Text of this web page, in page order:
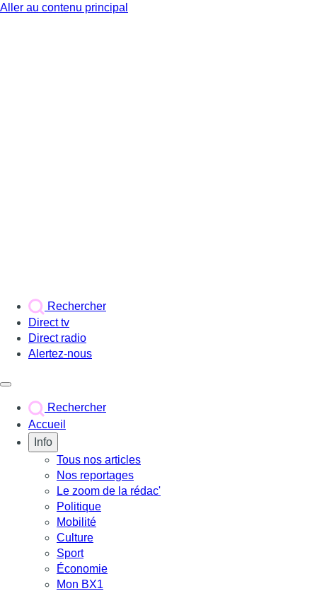
Aller au contenu principal
Rechercher
Direct tv
Direct radio
Alertez-nous
Rechercher
Accueil
Info
Tous nos articles
Nos reportages
Le zoom de la rédac'
Politique
Mobilité
Culture
Sport
Économie
Mon BX1